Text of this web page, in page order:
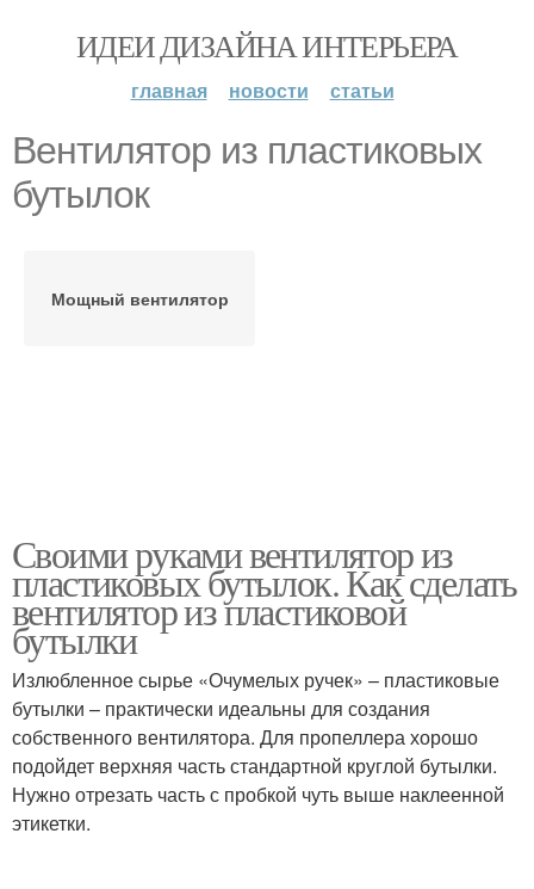
ИДЕИ ДИЗАЙНА ИНТЕРЬЕРА
главная новости статьи
Вентилятор из пластиковых
бутылок
Мощный вентилятор
Своими руками вентилятор из
пластиковых бутылок. Как сделать
вентилятор из пластиковой
бутылки
Излюбленное сырье «Очумелых ручек» – пластиковые
бутылки – практически идеальны для создания
собственного вентилятора. Для пропеллера хорошо
подойдет верхняя часть стандартной круглой бутылки.
Нужно отрезать часть с пробкой чуть выше наклеенной
этикетки.